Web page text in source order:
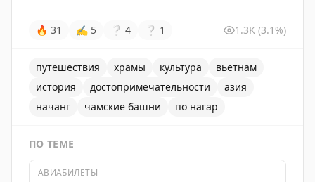
🔥 31 ✍ 5 ❔ 4 ❔ 1 1.3K (3.1%)
путешествия храмы культура
вьетнам
история
достопримечательности
азия
начанг
чамские башни по нагар
ПО ТЕМЕ
АВИАБИЛЕТЫ